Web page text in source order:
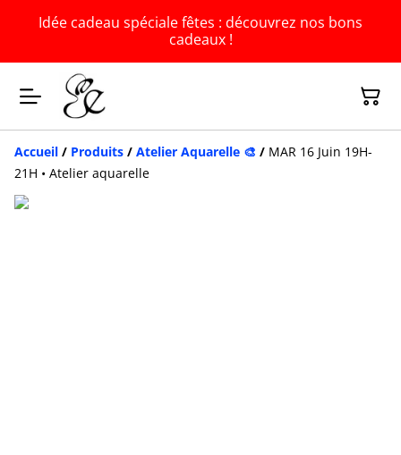
Idée cadeau spéciale fêtes : découvrez nos bons
cadeaux !
Accueil / Produits / Atelier Aquarelle 🎨 / MAR 16 Juin 19H-
21H • Atelier aquarelle